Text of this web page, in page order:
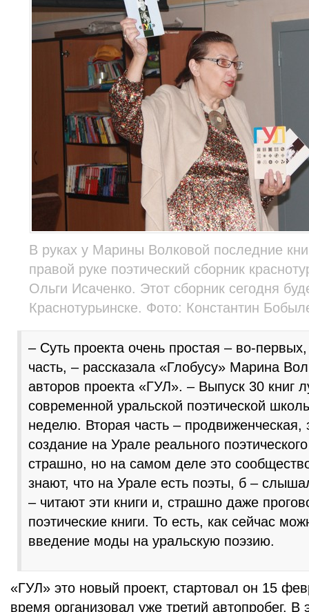
В руках у Марины Волковой последние
правой руке поэтический сборник
Ольги Исаченко. Этот сборник сегодня
Краснотурьинске. Фото: Константин
– Суть проекта очень простая – во-первых,
часть, – рассказала «Глобусу» Марина
авторов проекта «ГУЛ». – Выпуск 30 книг
современной уральской поэтической
неделю. Вторая часть – продвиженческая,
создание на Урале реального
страшно, но на самом деле это
знают, что на Урале есть поэты, б –
– читают эти книги и, страшно даже
поэтические книги. То есть, как сейчас
введение моды на уральскую поэзию.
«ГУЛ» это новый проект, стартовал он 15
время организовал уже третий автопробег. В